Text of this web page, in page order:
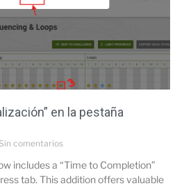
en la pestaña
Sin comentarios
includes a “Time to Completion”
tab. This addition offers valuable